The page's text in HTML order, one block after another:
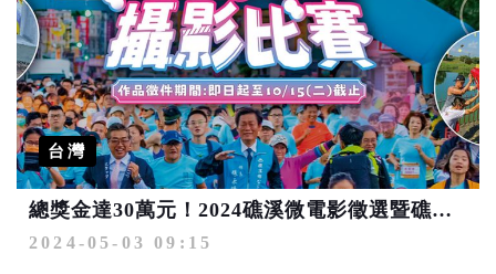
台灣
總獎金達30萬元！2024礁溪微電影徵選暨礁溪攝影比賽10/15截止
2024-05-03 09:15